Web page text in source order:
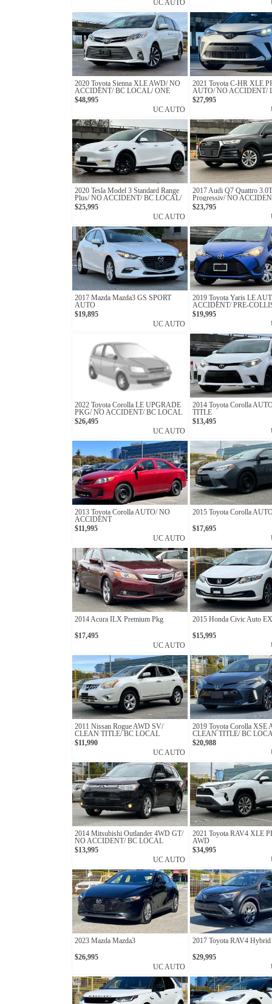
UC AUTO
2020 Toyota Sienna XLE AWD/ NO
ACCIDENT/ BC LOCAL/ ONE
OWNER
$48,995
UC AUTO
2021 Toyota C-HR XLE
AUTO/ NO ACCIDENT/
PRE-COLLISION
$27,995
2020 Tesla Model 3 Standard Range
Plus/ NO ACCIDENT/ BC LOCAL/
ONE OWNER
$25,995
UC AUTO
2017 Audi Q7 Quattro 3.0T
Progressiv/ NO
LOCAL
$23,795
2017 Mazda Mazda3 GS SPORT
AUTO
$19,895
UC AUTO
2019 Toyota Yaris LE
ACCIDENT/ PRE-
SYSTEM
$19,995
2022 Toyota Corolla LE UPGRADE
PKG/ NO ACCIDENT/ BC LOCAL
$26,495
UC AUTO
2014 Toyota Corolla
TITLE
$13,495
2013 Toyota Corolla AUTO/ NO
ACCIDENT
$11,995
UC AUTO
2015 Toyota Corolla
$17,695
2014 Acura ILX Premium Pkg
$17,495
UC AUTO
2015 Honda Civic Auto EX
$15,995
2011 Nissan Rogue AWD SV/
CLEAN TITLE/ BC LOCAL
$11,990
UC AUTO
2019 Toyota Corolla XSE
CLEAN TITLE/ BC
$20,988
2014 Mitsubishi Outlander 4WD GT/
NO ACCIDENT/ BC LOCAL
$13,995
UC AUTO
2021 Toyota RAV4 XLE
AWD
$34,995
2023 Mazda Mazda3
$26,995
UC AUTO
2017 Toyota RAV4
$29,995